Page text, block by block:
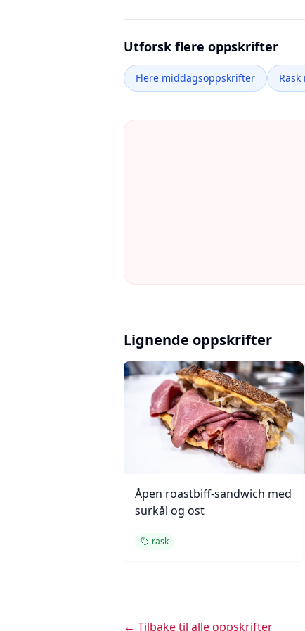
Utforsk flere oppskrifter
Flere middagsoppskrifter
Lignende oppskrifter
Åpen roastbiff-sandwich med
surkål og ost
rask
← Tilbake til alle oppskrifter